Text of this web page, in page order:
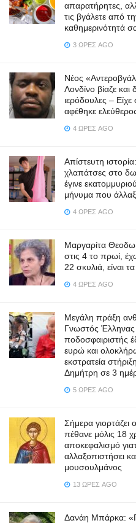
απαρατήρητες,
τις βγάλετε από
καθημερινότητά
3 ΏΡΕΣ AGO
Νέος
Λονδίνο βίαζε
ιερόδουλες – Είχε
αφέθηκε
4 ΏΡΕΣ AGO
Απίστευτη
χλαπάτσες στο
έγινε
μήνυμα που
4 ΏΡΕΣ AGO
Μαργαρίτα
στις 4 το πρωί,
22 σκυλιά, είναι
4 ΏΡΕΣ AGO
Μεγάλη πράξη
Γνωστός Έλληνας
ποδοσφαιριστής
ευρώ και
εκστρατεία
Δημήτρη σε 3
5 ΏΡΕΣ AGO
Σήμερα γιορτάζει
πέθανε μόλις 18
αποκεφαλισμό
αλλαξοπιστήσει
μουσουλμάνος
13 ΏΡΕΣ AGO
Δανάη Μπάρκα: